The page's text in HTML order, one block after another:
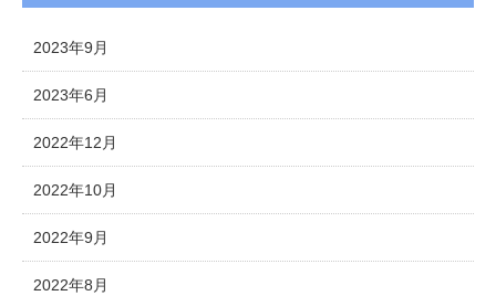
2023年9月
2023年6月
2022年12月
2022年10月
2022年9月
2022年8月